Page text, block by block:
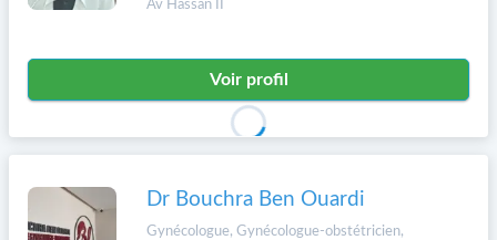
Av Hassan II
Voir profil
Dr Bouchra Ben Ouardi
Gynécologue, Gynécologue-obstétricien,